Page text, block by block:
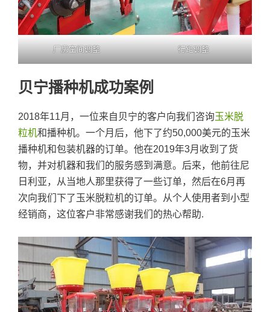
厂房空间调整 行距调整
贝宁播种机成功案例
2018年11月，一位来自贝宁的客户向我们咨询玉米脱
粒机和播种机。一个月后，他下了约50,000美元的玉米
播种机和包装机器的订单。他在2019年3月收到了货
物，并对机器和我们的服务感到满意。后来，他前往尼
日利亚，从当地人那里获得了一些订单，然后在6月再
次向我们下了玉米脱粒机的订单。从个人使用者到小型
经销商，这位客户非常感谢我们的热心帮助.